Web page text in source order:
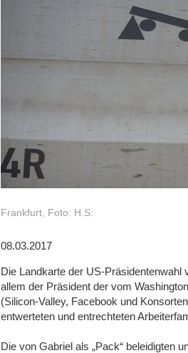
Frankfurt, Foto: H.S:
08.03.2017
Die Landkarte der US-
allem der Präsident der vom
(Silicon-Valley, Facebook und
entwerteten und entrechteten
Die von Gabriel als „Pack“ beleidigten